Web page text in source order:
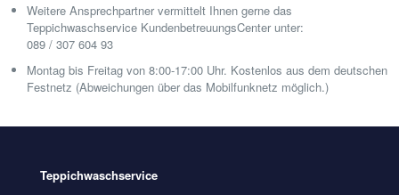
Weitere Ansprechpartner vermittelt Ihnen gerne das
Teppichwaschservice KundenbetreuungsCenter unter:
089 / 307 604 93
Montag bis Freitag von 8:00-17:00 Uhr. Kostenlos aus dem deutschen
Festnetz (Abweichungen über das Mobilfunknetz möglich.)
Teppichwaschservice